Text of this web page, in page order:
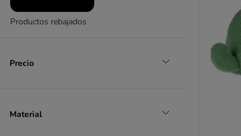
Productos rebajados
Precio
Material